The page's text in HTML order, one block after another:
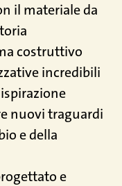
il materiale da
costruttivo
incredibili
nuovi traguardi
e della
e